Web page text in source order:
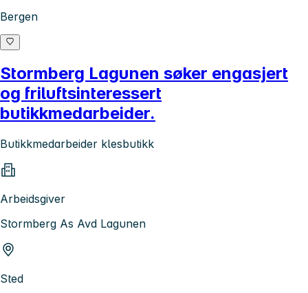
Bergen
Stormberg Lagunen søker engasjert
og friluftsinteressert
butikkmedarbeider.
Butikkmedarbeider klesbutikk
Arbeidsgiver
Stormberg As Avd Lagunen
Sted